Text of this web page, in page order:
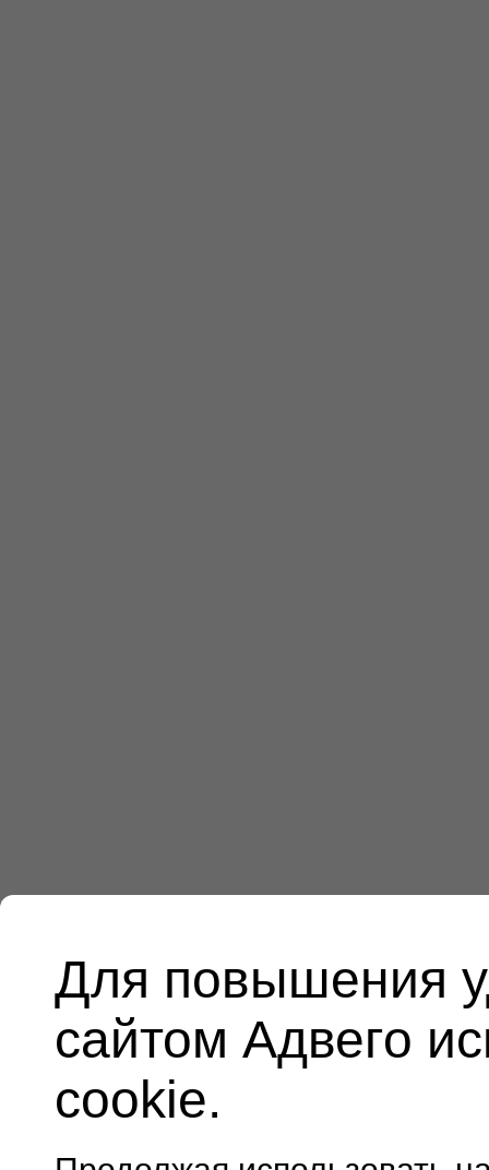
Для повышения
сайтом Адвего
cookie.